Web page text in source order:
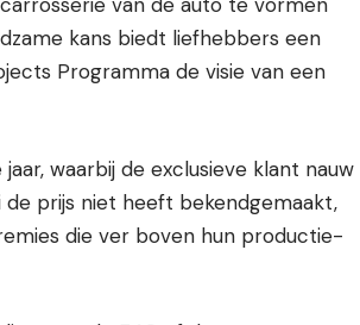
kans biedt liefhebbers een
Programma de visie van een
waarbij de exclusieve klant nauw
prijs niet heeft bekendgemaakt,
die ver boven hun productie-